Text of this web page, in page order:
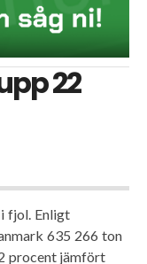
22
fjol. Enligt
635 266 ton
procent jämfört